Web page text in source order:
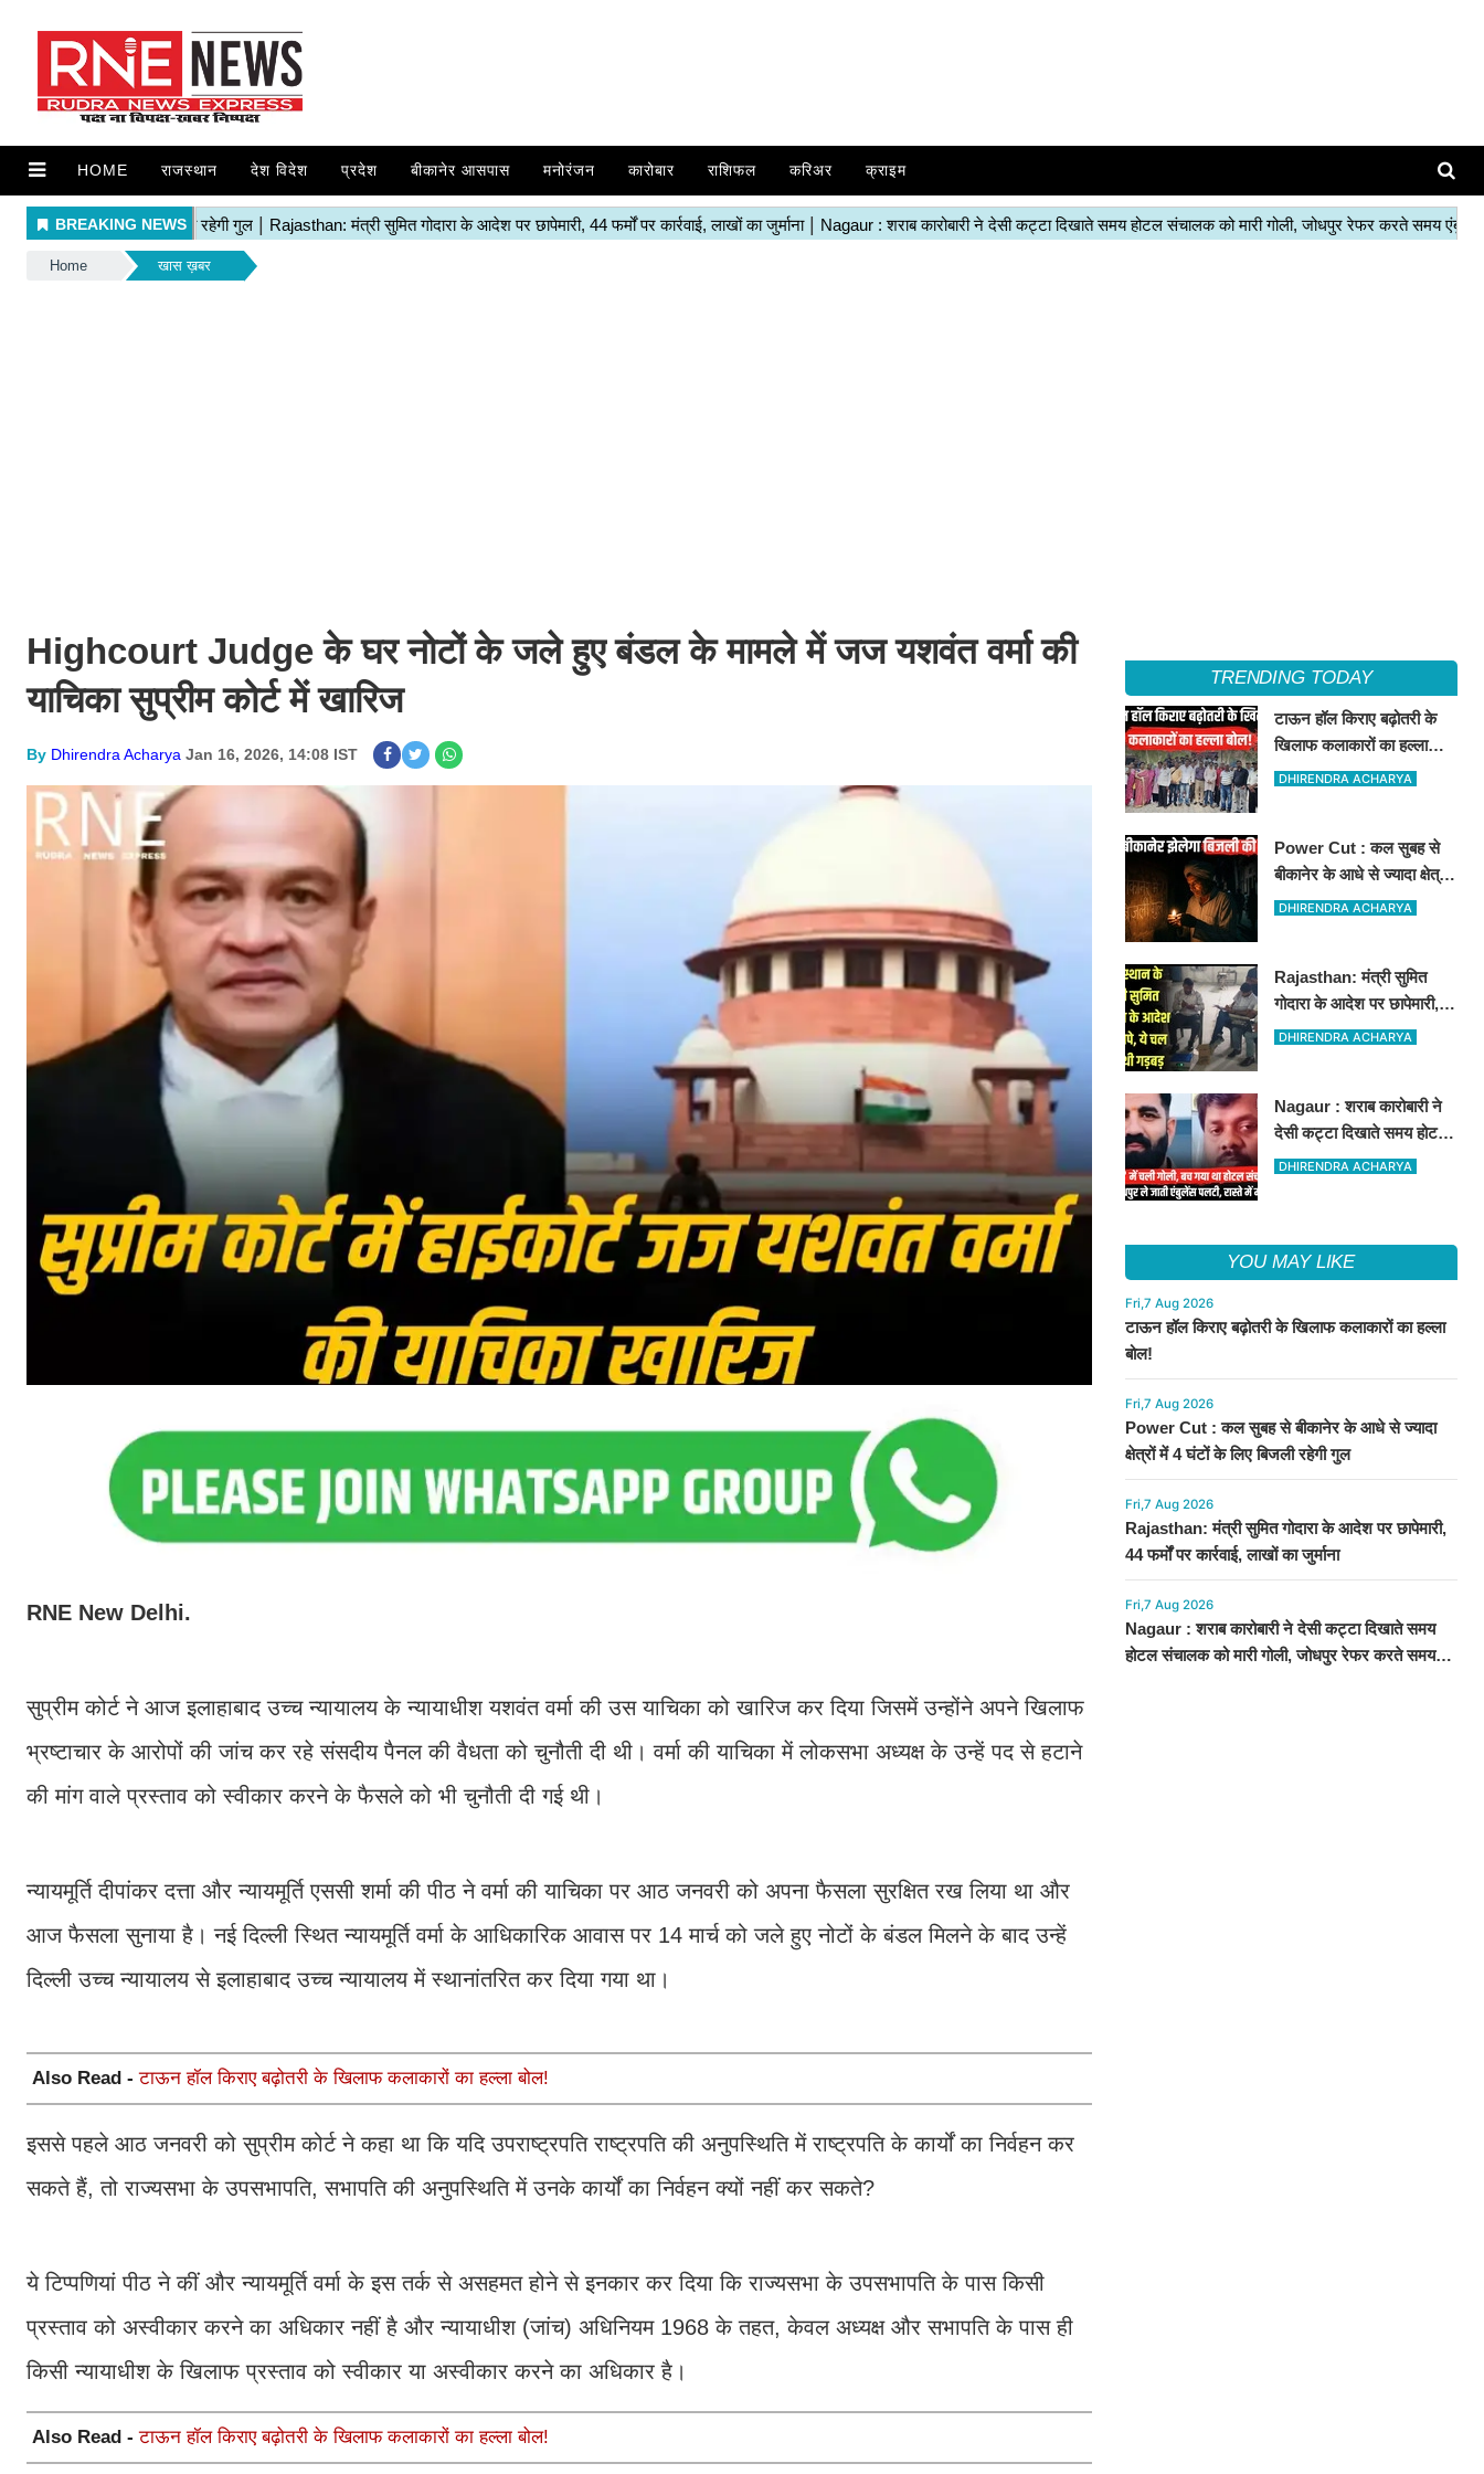
HOME राजस्थान देश विदेश प्रदेश बीकानेर आसपास मनोरंजन कारोबार राशिफल करिअर क्राइम
Home खास ख़बर
Highcourt Judge के घर नोटों के जले हुए बंडल के मामले में जज यशवंत वर्मा की
याचिका सुप्रीम कोर्ट में खारिज
By Dhirendra Acharya Jan 16, 2026, 14:08 IST
RNE New Delhi.
सुप्रीम कोर्ट ने आज इलाहाबाद उच्च न्यायालय के न्यायाधीश यशवंत वर्मा की उस याचिका को खारिज कर दिया जिसमें उन्होंने अपने खिलाफ
भ्रष्टाचार के आरोपों की जांच कर रहे संसदीय पैनल की वैधता को चुनौती दी थी। वर्मा की याचिका में लोकसभा अध्यक्ष के उन्हें पद से हटाने
की मांग वाले प्रस्ताव को स्वीकार करने के फैसले को भी चुनौती दी गई थी।
न्यायमूर्ति दीपांकर दत्ता और न्यायमूर्ति एससी शर्मा की पीठ ने वर्मा की याचिका पर आठ जनवरी को अपना फैसला सुरक्षित रख लिया था और
आज फैसला सुनाया है। नई दिल्ली स्थित न्यायमूर्ति वर्मा के आधिकारिक आवास पर 14 मार्च को जले हुए नोटों के बंडल मिलने के बाद उन्हें
दिल्ली उच्च न्यायालय से इलाहाबाद उच्च न्यायालय में स्थानांतरित कर दिया गया था।
Also Read -टाऊन हॉल किराए बढ़ोतरी के खिलाफ कलाकारों का हल्ला बोल!
इससे पहले आठ जनवरी को सुप्रीम कोर्ट ने कहा था कि यदि उपराष्ट्रपति राष्ट्रपति की अनुपस्थिति में राष्ट्रपति के कार्यों का निर्वहन कर
सकते हैं, तो राज्यसभा के उपसभापति, सभापति की अनुपस्थिति में उनके कार्यों का निर्वहन क्यों नहीं कर सकते?
ये टिप्पणियां पीठ ने कीं और न्यायमूर्ति वर्मा के इस तर्क से असहमत होने से इनकार कर दिया कि राज्यसभा के उपसभापति के पास किसी
प्रस्ताव को अस्वीकार करने का अधिकार नहीं है और न्यायाधीश (जांच) अधिनियम 1968 के तहत, केवल अध्यक्ष और सभापति के पास ही
किसी न्यायाधीश के खिलाफ प्रस्ताव को स्वीकार या अस्वीकार करने का अधिकार है।
Also Read -टाऊन हॉल किराए बढ़ोतरी के खिलाफ कलाकारों का हल्ला बोल!
TRENDING TODAY
टाऊन हॉल किराए बढ़ोतरी के
खिलाफ कलाकारों का हल्ला
बोल!
DHIRENDRA ACHARYA
Power Cut : कल सुबह से
बीकानेर के आधे से ज्यादा क्षेत्रों
में 4 घंटों के लिए बिजली रहेगी
DHIRENDRA ACHARYA
Rajasthan: मंत्री सुमित
गोदारा के आदेश पर छापेमारी,
44 फर्मों पर कार्रवाई, लाखों का
DHIRENDRA ACHARYA
Nagaur : शराब कारोबारी ने
देसी कट्टा दिखाते समय होटल
संचालक को मारी गोली, जोधपुर
DHIRENDRA ACHARYA
YOU MAY LIKE
Fri,7 Aug 2026
टाऊन हॉल किराए बढ़ोतरी के खिलाफ कलाकारों का हल्ला
बोल!
Fri,7 Aug 2026
Power Cut : कल सुबह से बीकानेर के आधे से ज्यादा
क्षेत्रों में 4 घंटों के लिए बिजली रहेगी गुल
Fri,7 Aug 2026
Rajasthan: मंत्री सुमित गोदारा के आदेश पर छापेमारी,
44 फर्मों पर कार्रवाई, लाखों का जुर्माना
Fri,7 Aug 2026
Nagaur : शराब कारोबारी ने देसी कट्टा दिखाते समय
होटल संचालक को मारी गोली, जोधपुर रेफर करते समय